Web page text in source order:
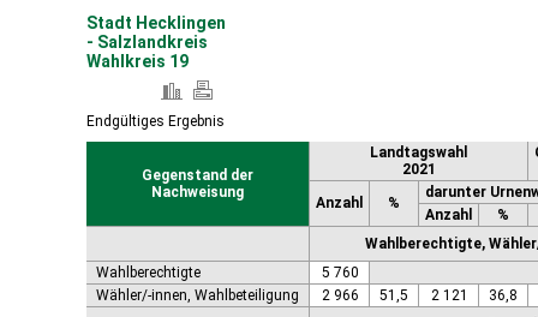
Eilsleben
Eisleben, Lutherstadt
Erxleben
Farnstädt
Finneland
Freyburg (Unstrut), Stadt
Gardelegen, Hansestadt
Stadt Hecklingen
- Salzlandkreis
Wahlkreis 19
Endgültiges Ergebnis
Gegenstand der
Nachweisung
Landtagswahl
2021
Anzahl %
darunter
Anzahl
%
Wahlberechtigte,
Wahlberechtigte
5 760
Wähler/-innen, Wahlbeteiligung
2 966 51,5 2 121
36,8